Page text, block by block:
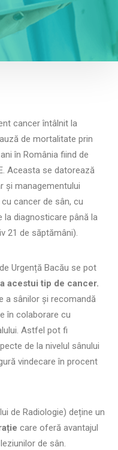
cancer întâlnit la
de mortalitate prin
în România fiind de
Aceasta se datorează
și managementului
cancer de sân, cu
la diagnosticare până la
21 de săptămâni).
Urgență Bacău se pot
acestui tip de cancer.
a sânilor și recomandă
în colaborare cu
Astfel pot fi
de la nivelul sânului
vindecare în procent
de Radiologie) deține un
care oferă avantajul
de sân.